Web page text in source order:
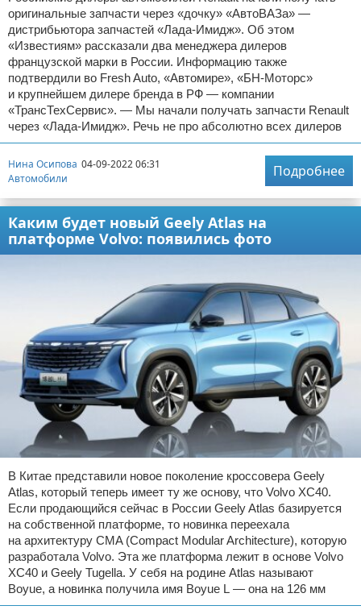
оригинальные запчасти через «дочку» «АвтоВАЗа» —
дистрибьютора запчастей «Лада-Имидж». Об этом
«Известиям» рассказали два менеджера дилеров
французской марки в России. Информацию также
подтвердили во Fresh Auto, «Автомире», «БН-Моторс»
и крупнейшем дилере бренда в РФ — компании
«ТрансТехСервис». — Мы начали получать запчасти Renault
через «Лада-Имидж». Речь не про абсолютно всех дилеров
Нина Осипова 04-09-2022 06:31
Автомобили
Подробнее
Каким будет новый Geely Atlas на
платформе Volvo: появились фото
В Китае представили новое поколение кроссовера Geely
Atlas, который теперь имеет ту же основу, что Volvo XC40.
Если продающийся сейчас в России Geely Atlas базируется
на собственной платформе, то новинка переехала
на архитектуру CMA (Compact Modular Architecture), которую
разработала Volvo. Эта же платформа лежит в основе Volvo
XC40 и Geely Tugella. У себя на родине Atlas называют
Boyue, а новинка получила имя Boyue L — она на 126 мм